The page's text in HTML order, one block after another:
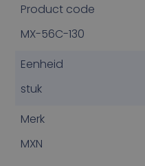
Product code
MX-56C-130
Eenheid
stuk
Merk
MXN